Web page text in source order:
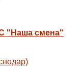
"Наша смена"